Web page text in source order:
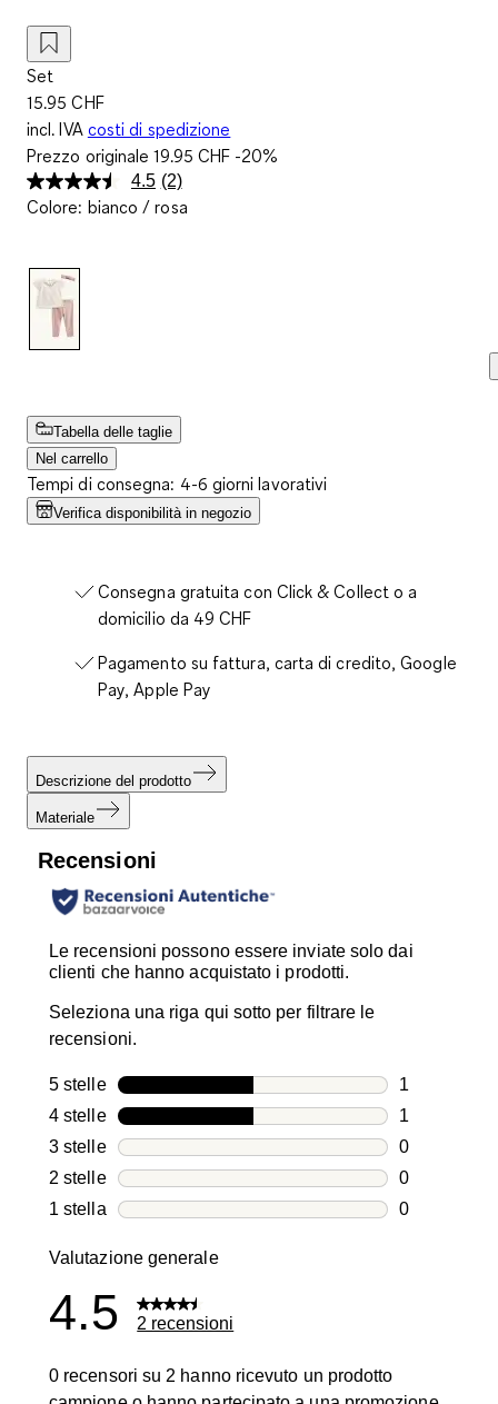
Set
15.95 CHF
incl. IVA costi di spedizione
Prezzo originale19.95 CHF -20%
4.5 Leggi
2
(2)
Colore: bianco / rosa
Tabella delle taglie
Nel carrello
Tempi di consegna: 4-6 giorni lavorativi
Verifica disponibilità in negozio
Consegna gratuita con Click & Collect o a
domicilio da 49 CHF
Pagamento su fattura, carta di credito, Google
Pay, Apple Pay
Descrizione del prodotto
Materiale
Recensioni
Le recensioni possono essere inviate solo dai
clienti che hanno acquistato i prodotti.
Seleziona una riga qui sotto per filtrare le
recensioni.
5 stellestelle
1
1
4 stellestelle
1
1
3 stellestelle
0
0
2 stellestelle
0
0
1 stellastelle
0
Valutazione generale
4.5 2 recensioni
0 recensori su 2 hanno ricevuto un prodotto